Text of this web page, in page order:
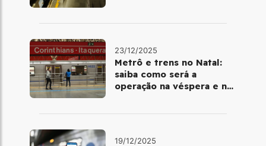
23/12/2025
Metrô e trens no Natal:
saiba como será a
operação na véspera e no
19/12/2025